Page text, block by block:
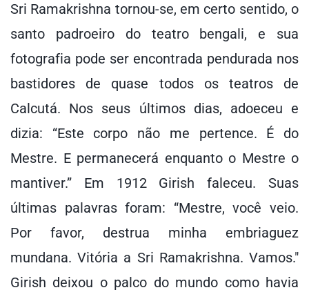
Sri Ramakrishna tornou-se, em certo sentido, o
santo padroeiro do teatro bengali, e sua
fotografia pode ser encontrada pendurada nos
bastidores de quase todos os teatros de
Calcutá. Nos seus últimos dias, adoeceu e
dizia: “Este corpo não me pertence. É do
Mestre. E permanecerá enquanto o Mestre o
mantiver.” Em 1912 Girish faleceu. Suas
últimas palavras foram: “Mestre, você veio.
Por favor, destrua minha embriaguez
mundana. Vitória a Sri Ramakrishna. Vamos."
Girish deixou o palco do mundo como havia